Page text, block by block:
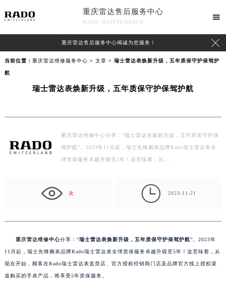
重庆雷达售后服务中心
RADO MAINTENANCE

重庆雷达售后服务中心竭诚为您服务！ 
当前位置： 重庆雷达维修服务中心 > 文章 > 瑞士雷达表焕新升级，五年质保守护保驾护
航
瑞士雷达表焕新升级，五年质保守护保驾护航
重庆雷达维修中心分享：“瑞士雷达表焕新升级，五年质保守护保
驾护航”。2023年11月起，瑞士先锋腕表品牌Rado瑞士雷达表全
球质保服务卓越升级至5年！这意味着，从…
次  2023-11-21
重庆雷达维修中心分享：“瑞士雷达表焕新升级，五年质保守护保驾护航”。2023年
11月起，瑞士先锋腕表品牌Rado瑞士雷达表全球质保服务卓越升级至5年！这意味着，从
现在开始，顾客在Rado瑞士雷达表直营店、官方授权经销商门店及品牌官方线上授权渠
道购买的手表产品，将享受5年质保服务。